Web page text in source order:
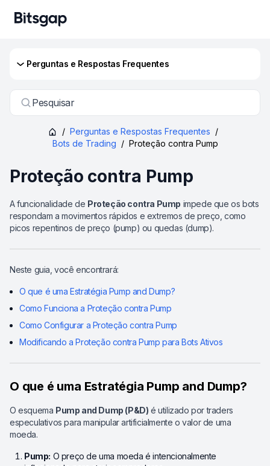
Perguntas e Respostas Frequentes
Pesquisar
/ Perguntas e Respostas Frequentes /
Bots de Trading / Proteção contra Pump
Proteção contra Pump
A funcionalidade de Proteção contra Pump impede que os bots
respondam a movimentos rápidos e extremos de preço, como
picos repentinos de preço (pump) ou quedas (dump).
Neste guia, você encontrará:
O que é uma Estratégia Pump and Dump?
Como Funciona a Proteção contra Pump
Como Configurar a Proteção contra Pump
Modificando a Proteção contra Pump para Bots Ativos
O que é uma Estratégia Pump and Dump?
O esquema Pump and Dump (P&D) é utilizado por traders
especulativos para manipular artificialmente o valor de uma
moeda.
Pump: O preço de uma moeda é intencionalmente